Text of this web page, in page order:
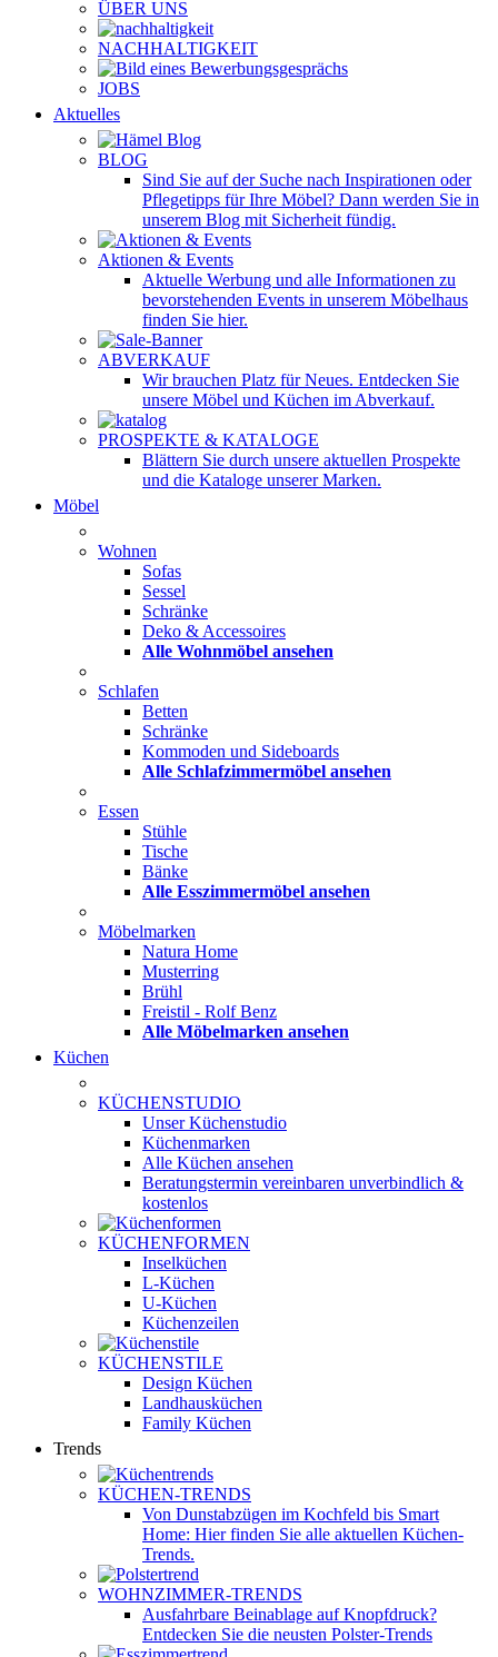
ÜBER UNS
NACHHALTIGKEIT
JOBS
Aktuelles
BLOG
Sind Sie auf der Suche nach Inspirationen oder
Pflegetipps für Ihre Möbel? Dann werden Sie in
unserem Blog mit Sicherheit fündig.
Aktionen & Events
Aktuelle Werbung und alle Informationen zu
bevorstehenden Events in unserem Möbelhaus
finden Sie hier.
ABVERKAUF
Wir brauchen Platz für Neues. Entdecken Sie
unsere Möbel und Küchen im Abverkauf.
PROSPEKTE & KATALOGE
Blättern Sie durch unsere aktuellen Prospekte
und die Kataloge unserer Marken.
Möbel
Wohnen
Sofas
Sessel
Schränke
Deko & Accessoires
Alle Wohnmöbel ansehen
Schlafen
Betten
Schränke
Kommoden und Sideboards
Alle Schlafzimmermöbel ansehen
Essen
Stühle
Tische
Bänke
Alle Esszimmermöbel ansehen
Möbelmarken
Natura Home
Musterring
Brühl
Freistil - Rolf Benz
Alle Möbelmarken ansehen
Küchen
KÜCHENSTUDIO
Unser Küchenstudio
Küchenmarken
Alle Küchen ansehen
Beratungstermin vereinbaren unverbindlich &
kostenlos
KÜCHENFORMEN
Inselküchen
L-Küchen
U-Küchen
Küchenzeilen
KÜCHENSTILE
Design Küchen
Landhausküchen
Family Küchen
Trends
KÜCHEN-TRENDS
Von Dunstabzügen im Kochfeld bis Smart
Home: Hier finden Sie alle aktuellen Küchen-
Trends.
WOHNZIMMER-TRENDS
Ausfahrbare Beinablage auf Knopfdruck?
Entdecken Sie die neusten Polster-Trends